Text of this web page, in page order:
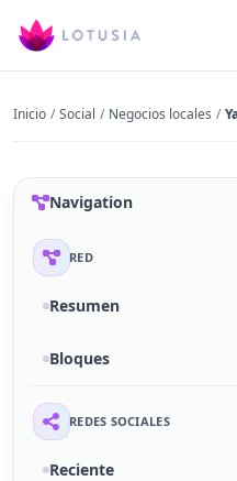
Inicio / Social / Negocios locales /
Navigation
RED
Resumen
Bloques
REDES SOCIALES
Reciente